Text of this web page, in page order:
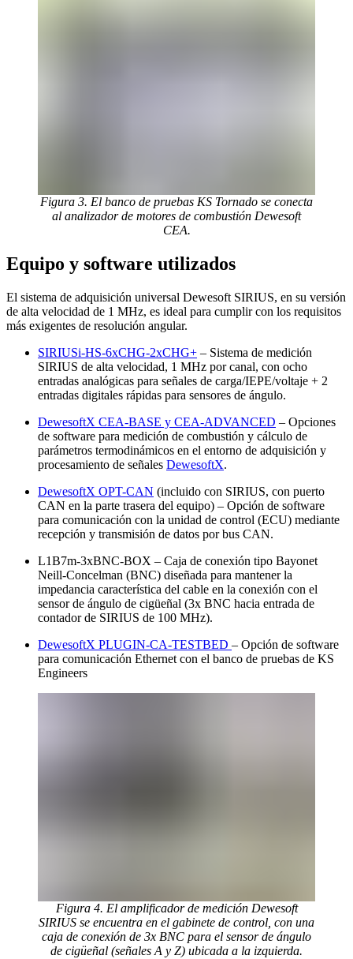
Figura 3. El banco de pruebas KS Tornado se conecta
al analizador de motores de combustión Dewesoft
CEA.
Equipo y software utilizados
El sistema de adquisición universal Dewesoft SIRIUS, en su versión
de alta velocidad de 1 MHz, es ideal para cumplir con los requisitos
más exigentes de resolución angular.
SIRIUSi-HS-6xCHG-2xCHG+ – Sistema de medición
SIRIUS de alta velocidad, 1 MHz por canal, con ocho
entradas analógicas para señales de carga/IEPE/voltaje + 2
entradas digitales rápidas para sensores de ángulo.
DewesoftX CEA-BASE y CEA-ADVANCED – Opciones
de software para medición de combustión y cálculo de
parámetros termodinámicos en el entorno de adquisición y
procesamiento de señales DewesoftX.
DewesoftX OPT-CAN (incluido con SIRIUS, con puerto
CAN en la parte trasera del equipo) – Opción de software
para comunicación con la unidad de control (ECU) mediante
recepción y transmisión de datos por bus CAN.
L1B7m-3xBNC-BOX – Caja de conexión tipo Bayonet
Neill-Concelman (BNC) diseñada para mantener la
impedancia característica del cable en la conexión con el
sensor de ángulo de cigüeñal (3x BNC hacia entrada de
contador de SIRIUS de 100 MHz).
DewesoftX PLUGIN-CA-TESTBED – Opción de software
para comunicación Ethernet con el banco de pruebas de KS
Engineers
Figura 4. El amplificador de medición Dewesoft
SIRIUS se encuentra en el gabinete de control, con una
caja de conexión de 3x BNC para el sensor de ángulo
de cigüeñal (señales A y Z) ubicada a la izquierda.